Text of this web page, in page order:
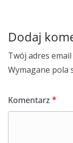
Dodaj
Twój adres
Wymagane pola
Komentarz *